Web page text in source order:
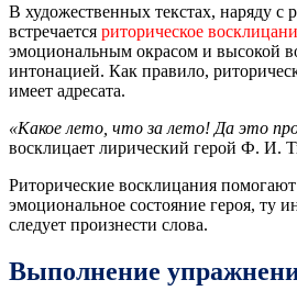
В художественных текстах, наряду с
встречается риторическое
эмоциональным окрасом и высокой
интонацией. Как правило,
имеет адресата.
«Какое лето, что за лето! Да это
восклицает лирический герой Ф. И.
Риторические восклицания помогают
эмоциональное состояние героя, ту
следует произнести слова.
Выполнение